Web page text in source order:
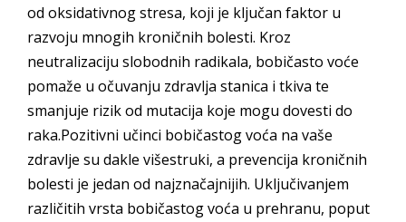
od oksidativnog stresa, koji je ključan faktor u
razvoju mnogih kroničnih bolesti. Kroz
neutralizaciju slobodnih radikala, bobičasto voće
pomaže u očuvanju zdravlja stanica i tkiva te
smanjuje rizik od mutacija koje mogu dovesti do
raka.Pozitivni učinci bobičastog voća na vaše
zdravlje su dakle višestruki, a prevencija kroničnih
bolesti je jedan od najznačajnijih. Uključivanjem
različitih vrsta bobičastog voća u prehranu, poput